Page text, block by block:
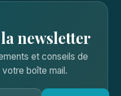
newsletter
et conseils de
boîte mail.